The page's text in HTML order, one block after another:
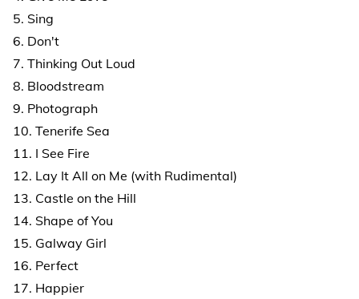
5. Sing
6. Don't
7. Thinking Out Loud
8. Bloodstream
9. Photograph
10. Tenerife Sea
11. I See Fire
12. Lay It All on Me (with Rudimental)
13. Castle on the Hill
14. Shape of You
15. Galway Girl
16. Perfect
17. Happier